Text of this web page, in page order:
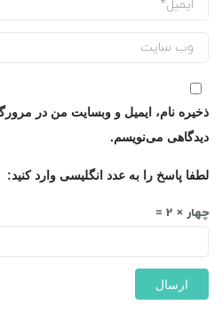
ذخیره نام، ایمیل و وبسایت من در
دیدگاهی می‌نویسم.
لطفا پاسخ را به عدد انگلیسی وارد کنید:
چهار × 2 =